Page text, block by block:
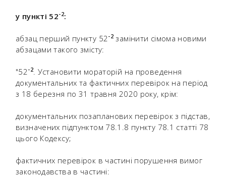
у пункті 52-2:
абзац перший пункту 52-2 замінити сімома новими
абзацами такого змісту:
"52-2. Установити мораторій на проведення
документальних та фактичних перевірок на період
з 18 березня по 31 травня 2020 року, крім:
документальних позапланових перевірок з підстав,
визначених підпунктом 78.1.8 пункту 78.1 статті 78
цього Кодексу;
фактичних перевірок в частині порушення вимог
законодавства в частині: